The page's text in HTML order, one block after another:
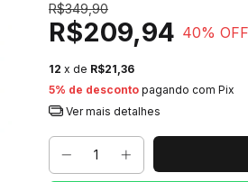
R$349,90
R$209,94 40% OFF
12 x de R$21,36
5% de desconto pagando com Pix
Ver mais detalhes